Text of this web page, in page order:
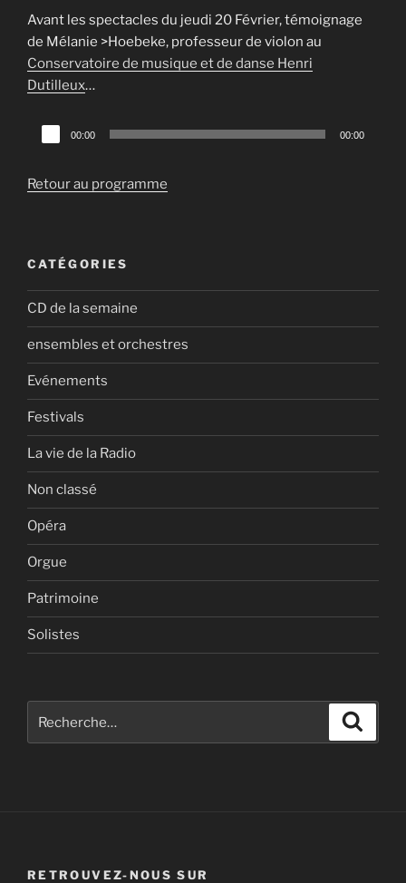
Avant les spectacles du jeudi 20 Février, témoignage
de Mélanie >Hoebeke, professeur de violon au
Conservatoire de musique et de danse Henri
Dutilleux…
Lecteur
audio
00:00 00:00
Retour au programme
CATÉGORIES
CD de la semaine
ensembles et orchestres
Evénements
Festivals
La vie de la Radio
Non classé
Opéra
Orgue
Patrimoine
Solistes
pour
RETROUVEZ-NOUS SUR